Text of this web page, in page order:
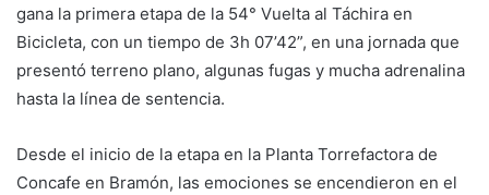
gana la primera etapa de la 54° Vuelta al Táchira en
Bicicleta, con un tiempo de 3h 07’42”, en una jornada que
presentó terreno plano, algunas fugas y mucha adrenalina
hasta la línea de sentencia.
Desde el inicio de la etapa en la Planta Torrefactora de
Concafe en Bramón, las emociones se encendieron en el